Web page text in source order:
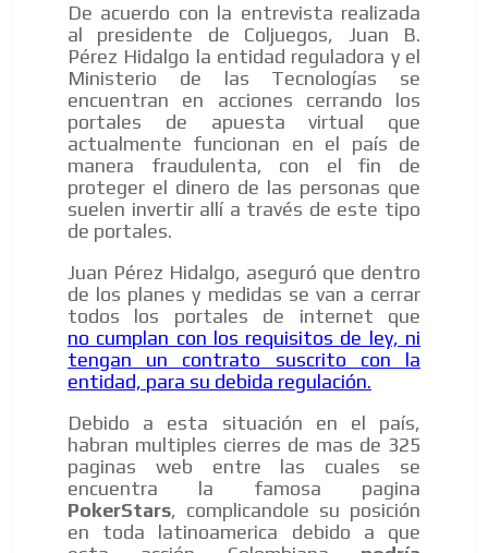
De acuerdo con la entrevista realizada
al presidente de Coljuegos, Juan B.
Pérez Hidalgo la entidad reguladora y el
Ministerio de las Tecnologías se
encuentran en acciones cerrando los
portales de apuesta virtual que
actualmente funcionan en el país de
manera fraudulenta, con el fin de
proteger el dinero de las personas que
suelen invertir allí a través de este tipo
de portales.
Juan Pérez Hidalgo, aseguró que dentro
de los planes y medidas se van a cerrar
todos los portales de internet que
no cumplan con los requisitos de ley, ni
tengan un contrato suscrito con la
entidad, para su debida regulación.
Debido a esta situación en el país,
habran multiples cierres de mas de 325
paginas web entre las cuales se
encuentra la famosa pagina
PokerStars, complicandole su posición
en toda latinoamerica debido a que